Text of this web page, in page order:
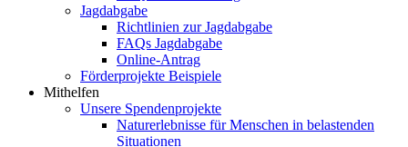
Jagdabgabe
Richtlinien zur Jagdabgabe
FAQs Jagdabgabe
Online-Antrag
Förderprojekte Beispiele
Mithelfen
Unsere Spendenprojekte
Naturerlebnisse für Menschen in belastenden
Situationen